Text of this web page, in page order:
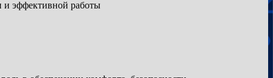
и эффективной работы